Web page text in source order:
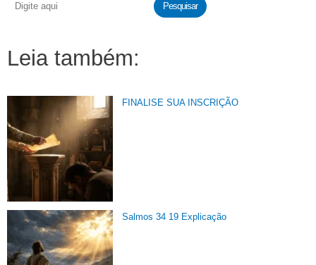
Pesquisar
Leia também:
FINALISE SUA INSCRIÇÃO
Salmos 34 19 Explicação